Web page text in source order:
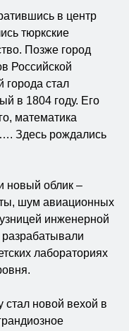
в центр
тюркские
Позже город
Российской
стал
в 1804 году. Его
математика
Здесь рождались
новый облик –
шум авиационных
инженерной
лабораториях
стал новой вехой в